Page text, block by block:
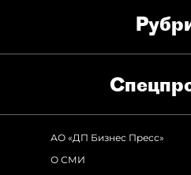
АО «ДП Бизнес Пресс»
О СМИ